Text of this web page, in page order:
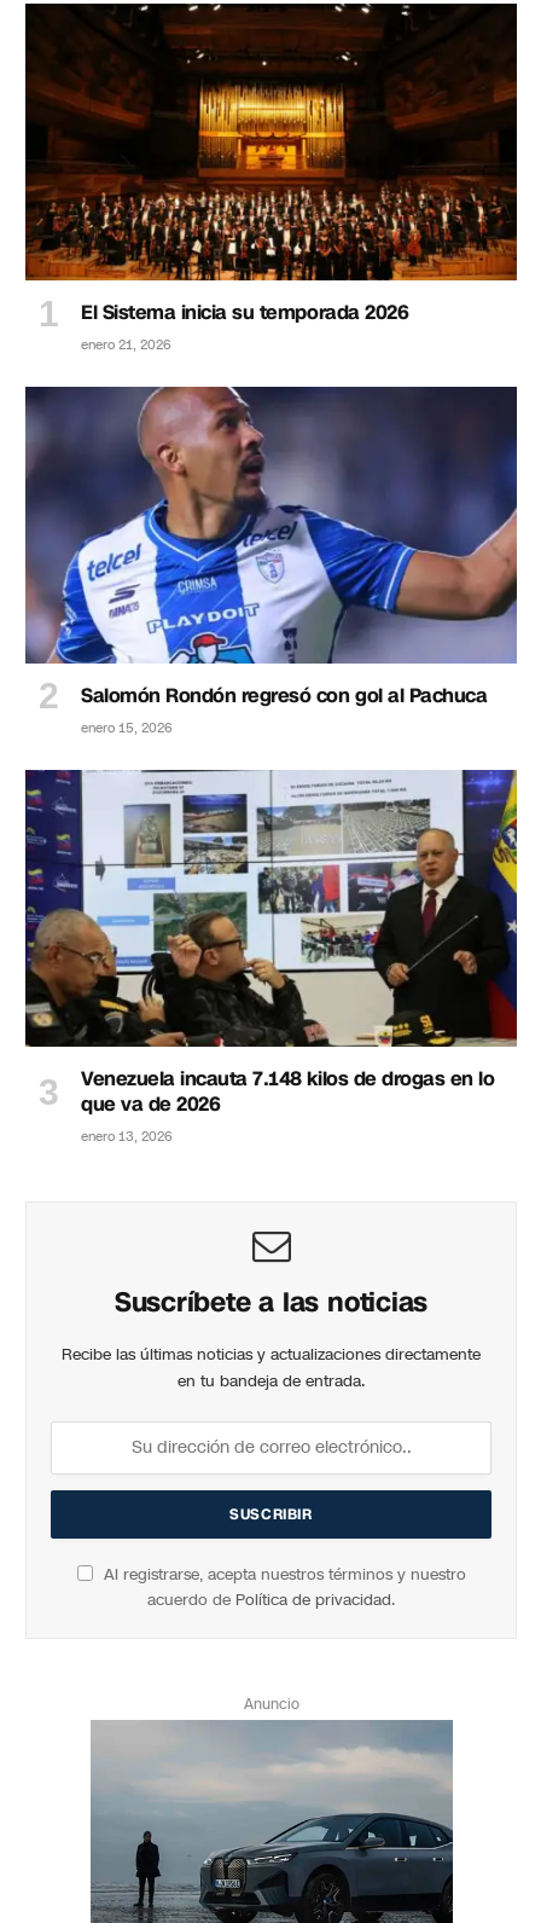
El Sistema inicia su temporada 2026
enero 21, 2026
Salomón Rondón regresó con gol al Pachuca
enero 15, 2026
Venezuela incauta 7.148 kilos de drogas en lo
que va de 2026
enero 13, 2026
Suscríbete a las noticias
Recibe las últimas noticias y actualizaciones directamente
en tu bandeja de entrada.
Al registrarse, acepta nuestros términos y nuestro
acuerdo de Política de privacidad.
Anuncio